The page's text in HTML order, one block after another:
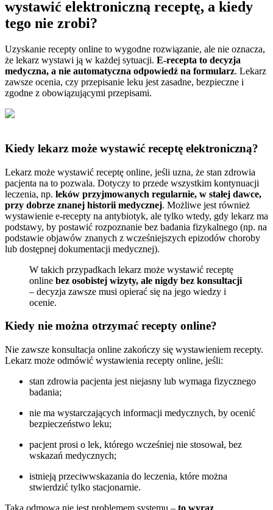
wystawić elektroniczną receptę, a kiedy
tego nie zrobi?
Uzyskanie recepty online to wygodne rozwiązanie, ale nie oznacza,
że lekarz wystawi ją w każdej sytuacji. E-recepta to decyzja
medyczna, a nie automatyczna odpowiedź na formularz. Lekarz
zawsze ocenia, czy przepisanie leku jest zasadne, bezpieczne i
zgodne z obowiązującymi przepisami.
Kiedy lekarz może wystawić receptę elektroniczną?
Lekarz może wystawić receptę online, jeśli uzna, że stan zdrowia
pacjenta na to pozwala. Dotyczy to przede wszystkim kontynuacji
leczenia, np. leków przyjmowanych regularnie, w stałej dawce,
przy dobrze znanej historii medycznej. Możliwe jest również
wystawienie e-recepty na antybiotyk, ale tylko wtedy, gdy lekarz ma
podstawy, by postawić rozpoznanie bez badania fizykalnego (np. na
podstawie objawów znanych z wcześniejszych epizodów choroby
lub dostępnej dokumentacji medycznej).
W takich przypadkach lekarz może wystawić receptę
online bez osobistej wizyty, ale nigdy bez konsultacji
– decyzja zawsze musi opierać się na jego wiedzy i
ocenie.
Kiedy nie można otrzymać recepty online?
Nie zawsze konsultacja online zakończy się wystawieniem recepty.
Lekarz może odmówić wystawienia recepty online, jeśli:
stan zdrowia pacjenta jest niejasny lub wymaga fizycznego
badania;
nie ma wystarczających informacji medycznych, by ocenić
bezpieczeństwo leku;
pacjent prosi o lek, którego wcześniej nie stosował, bez
wskazań medycznych;
istnieją przeciwwskazania do leczenia, które można
stwierdzić tylko stacjonarnie.
Taka odmowa nie jest problemem systemu – to wyraz